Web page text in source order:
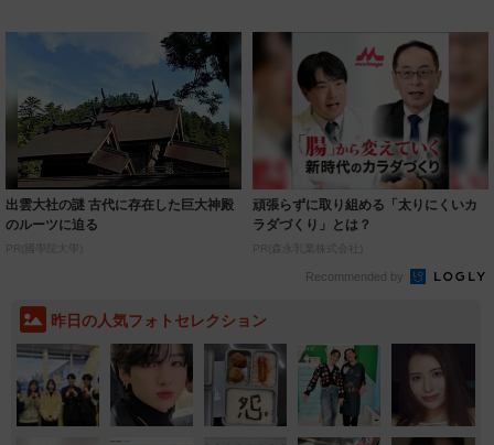
出雲大社の謎 古代に存在した巨大神殿
のルーツに迫る
PR(國學院大學)
頑張らずに取り組める「太りにくいカ
ラダづくり」とは？
PR(森永乳業株式会社)
Recommended by
昨日の人気フォトセレクション